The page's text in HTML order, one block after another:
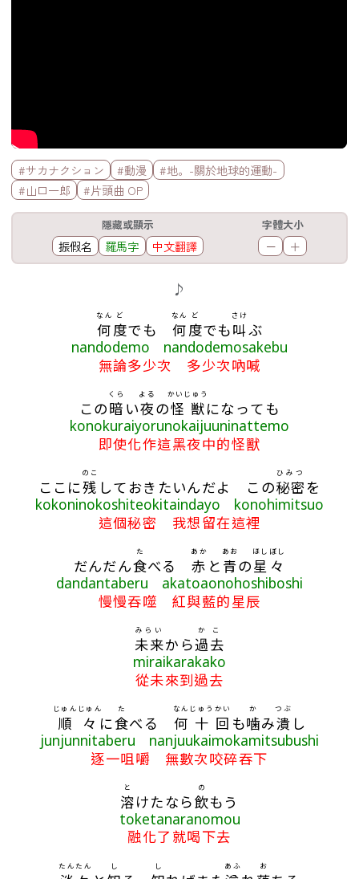
標籤欄
#サカナクション #動漫
#地。-關於地球的運動-
#山口一郎
#片頭曲 OP
隱藏或顯示
振假名 羅馬字 中文翻譯
字體大小
－ ＋
♪
何
なん
度
ど
でも 何
なん
度
ど
でも叫
さけ
ぶ
nandodemo nandodemosakebu
無論多少次 多少次吶喊
この暗
くら
い夜
よる
の怪獣
かいじゅう
になっても
konokuraiyorunokaijuuninattemo
即使化作這黑夜中的怪獸
ここに残
のこ
しておきたいんだよ この秘密
ひみつ
を
kokoninokoshiteokitaindayo konohimitsuo
這個秘密 我想留在這裡
だんだん食
た
べる赤
あか
と 青
あお
の星々
ほしぼし
dandantaberu akatoaonohoshiboshi
慢慢吞噬 紅與藍的星辰
未来
みらい
から過去
かこ
miraikarakako
從未來到過去
順々
じゅんじゅん
に食
た
べる 何
なん
十
じゅう
回
かい
も噛
か
み潰
つぶ
し
junjunnitaberu nanjuukaimokamitsubushi
逐一咀嚼 無數次咬碎吞下
溶
と
けたなら飲
の
もう
toketanaranomou
融化了就喝下去
たんたん し し あふ お